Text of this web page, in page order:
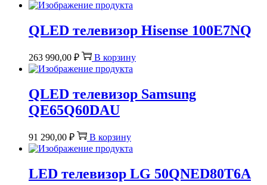
QLED телевизор Hisense 100E7NQ
263 990,00 ₽ В корзину
QLED телевизор Samsung
QE65Q60DAU
91 290,00 ₽ В корзину
LED телевизор LG 50QNED80T6A